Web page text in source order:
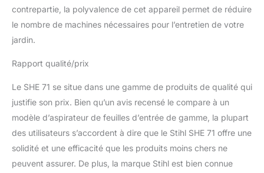
contrepartie, la polyvalence de cet appareil permet de réduire
le nombre de machines nécessaires pour l’entretien de votre
jardin.
Rapport qualité/prix
Le SHE 71 se situe dans une gamme de produits de qualité qui
justifie son prix. Bien qu’un avis recensé le compare à un
modèle d’aspirateur de feuilles d’entrée de gamme, la plupart
des utilisateurs s’accordent à dire que le Stihl SHE 71 offre une
solidité et une efficacité que les produits moins chers ne
peuvent assurer. De plus, la marque Stihl est bien connue